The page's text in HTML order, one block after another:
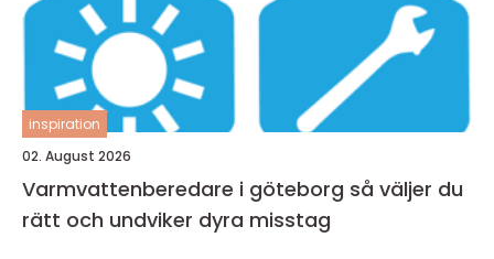
inspiration
02. August 2026
Varmvattenberedare i göteborg så väljer du
rätt och undviker dyra misstag